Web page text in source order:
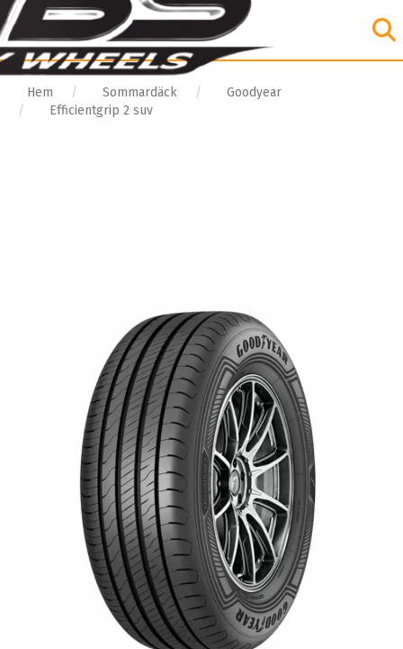
Hem Sommardäck
Goodyear
Efficientgrip 2 suv